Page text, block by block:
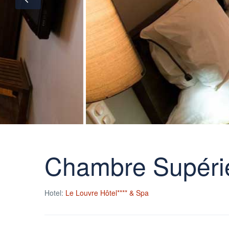
Chambre
Hotel: Le Louvre Hôtel**** & Spa